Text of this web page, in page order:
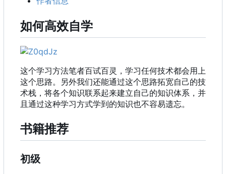
如何高效自学
这个学习方法笔者百试百灵，学习任何技术都会用上
这个思路。另外我们还能通过这个思路拓宽自己的技
术栈，将各个知识联系起来建立自己的知识体系，并
且通过这种学习方式学到的知识也不容易遗忘。
书籍推荐
初级